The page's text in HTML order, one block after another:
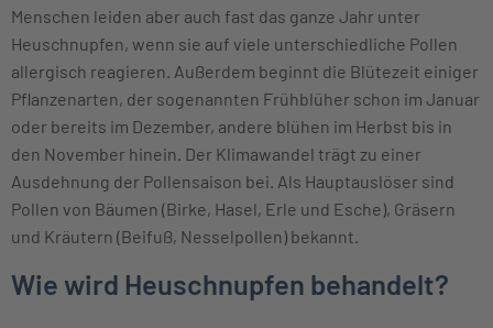
Menschen leiden aber auch fast das ganze Jahr unter
Heuschnupfen, wenn sie auf viele unterschiedliche Pollen
allergisch reagieren. Außerdem beginnt die Blütezeit einiger
Pflanzenarten, der sogenannten Frühblüher schon im Januar
oder bereits im Dezember, andere blühen im Herbst bis in
den November hinein. Der Klimawandel trägt zu einer
Ausdehnung der Pollensaison bei. Als Hauptauslöser sind
Pollen von Bäumen (Birke, Hasel, Erle und Esche), Gräsern
und Kräutern (Beifuß, Nesselpollen) bekannt.
Wie wird Heuschnupfen behandelt?